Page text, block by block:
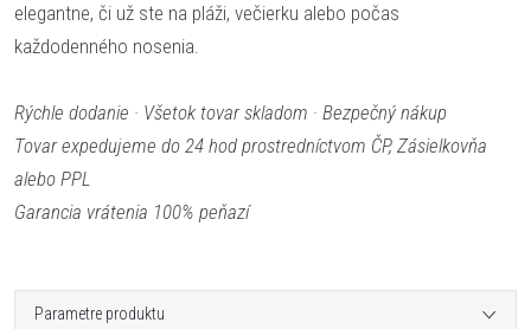
elegantne, či už ste na pláži, večierku alebo počas
každodenného nosenia.
Rýchle dodanie · Všetok tovar skladom · Bezpečný nákup
Tovar expedujeme do 24 hod prostredníctvom ČP, Zásielkovňa
alebo PPL
Garancia vrátenia 100% peňazí
Parametre produktu